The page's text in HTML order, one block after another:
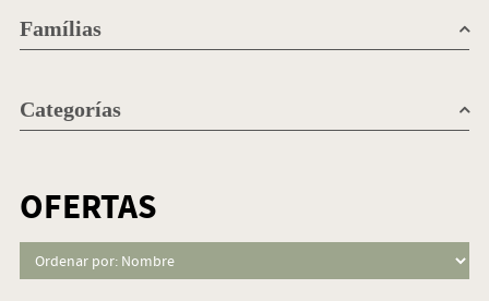
Famílias
Categorías
OFERTAS